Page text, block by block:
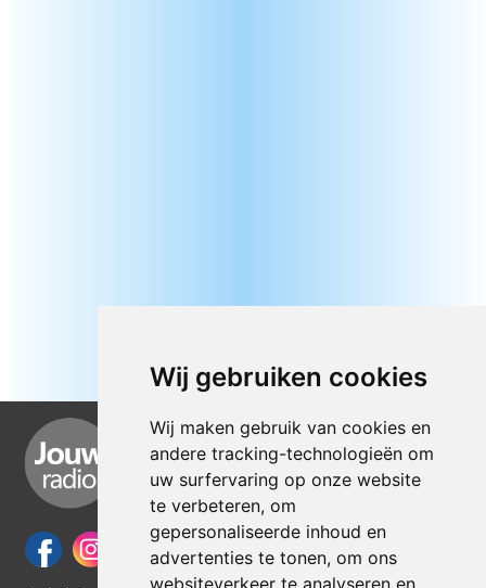
Wij gebruiken cookies
Wij maken gebruik van cookies en
andere tracking-technologieën om
uw surfervaring op onze website
te verbeteren, om
gepersonaliseerde inhoud en
advertenties te tonen, om ons
websiteverkeer te analyseren en